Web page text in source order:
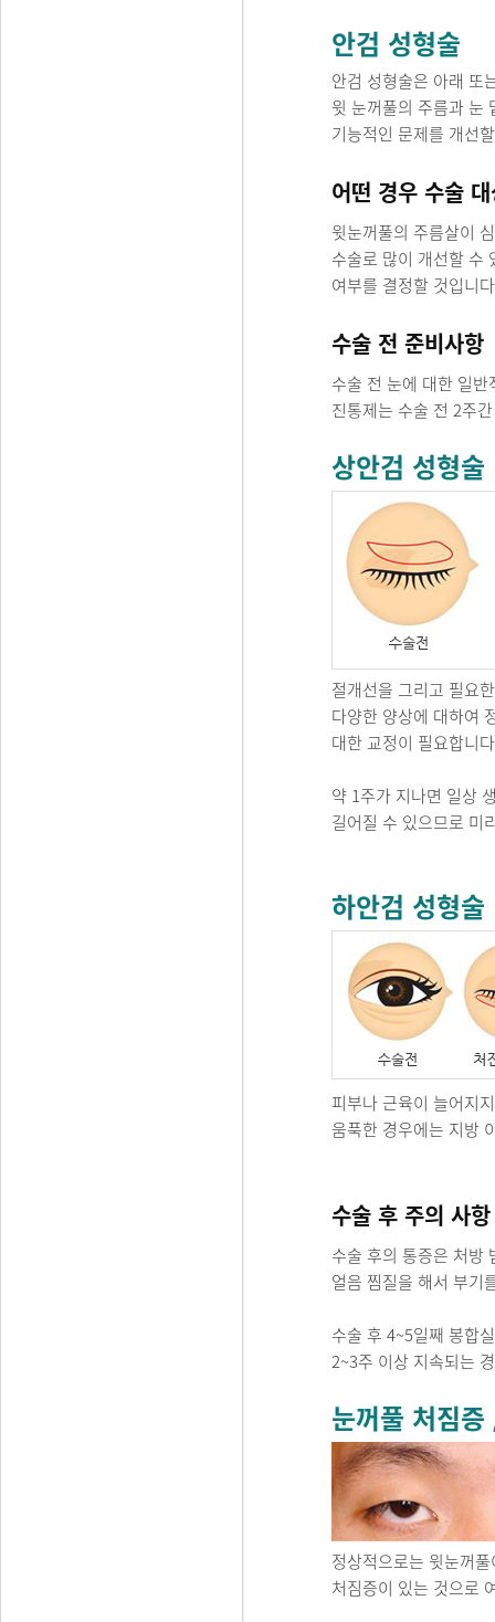
안검 성형술
안검 성형술은 아래 또
윗 눈꺼풀의 주름과 눈
기능적인 문제를 개선
어떤 경우 수술
윗눈꺼풀의 주름살이
수술로 많이 개선할 수
여부를 결정할 것입니
수술 전 준비사항
수술 전 눈에 대한 일
진통제는 수술 전 2주
상안검 성형술
절개선을 그리고 필요
다양한 양상에 대하여
대한 교정이 필요합니
약 1주가 지나면 일상
길어질 수 있으므로 미
하안검 성형술
피부나 근육이 늘어지
움푹한 경우에는 지방
수술 후 주의 사항
수술 후의 통증은 처방
얼음 찜질을 해서 부기
수술 후 4~5일째 봉합
2~3주 이상 지속되는
눈꺼풀 처짐
정상적으로는 윗눈꺼
처짐증이 있는 것으로